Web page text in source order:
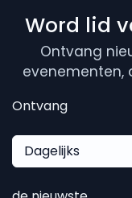
Word lid
Ontvang
evenementen,
Ontvang
Dagelijks